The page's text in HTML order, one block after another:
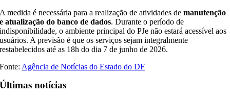
A medida é necessária para a realização de atividades demanutenção
e atualização do banco de dados. Durante o período de
indisponibilidade, o ambiente principal do PJe não estará acessível aos
usuários. A previsão é que os serviços sejam integralmente
restabelecidos até as 18h do dia 7 de junho de 2026.
Fonte: Agência de Notícias do Estado do DF
Últimas notícias